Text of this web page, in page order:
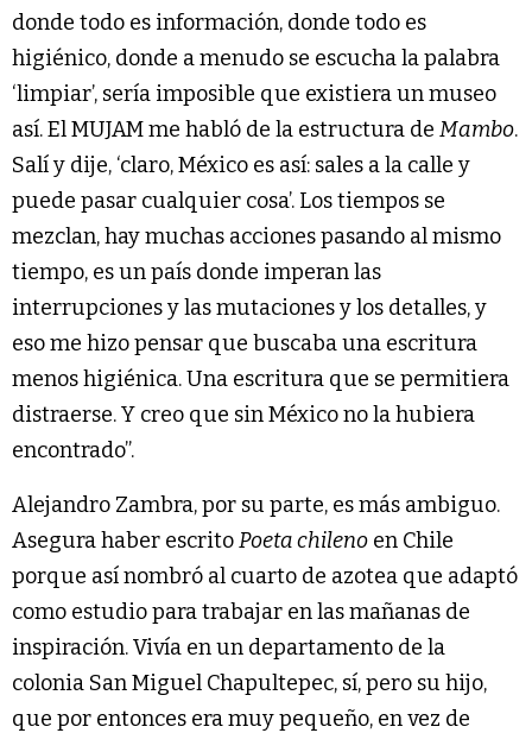
donde todo es información, donde todo es
higiénico, donde a menudo se escucha la palabra
‘limpiar’, sería imposible que existiera un museo
así. El MUJAM me habló de la estructura de Mambo.
Salí y dije, ‘claro, México es así: sales a la calle y
puede pasar cualquier cosa’. Los tiempos se
mezclan, hay muchas acciones pasando al mismo
tiempo, es un país donde imperan las
interrupciones y las mutaciones y los detalles, y
eso me hizo pensar que buscaba una escritura
menos higiénica. Una escritura que se permitiera
distraerse. Y creo que sin México no la hubiera
encontrado”.
Alejandro Zambra, por su parte, es más ambiguo.
Asegura haber escritoPoeta chileno en Chile
porque así nombró al cuarto de azotea que adaptó
como estudio para trabajar en las mañanas de
inspiración. Vivía en un departamento de la
colonia San Miguel Chapultepec, sí, pero su hijo,
que por entonces era muy pequeño, en vez de